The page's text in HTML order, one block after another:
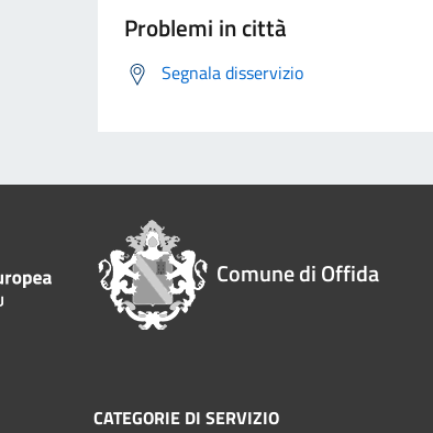
Problemi in città
Segnala disservizio
Comune di Offida
CATEGORIE DI SERVIZIO